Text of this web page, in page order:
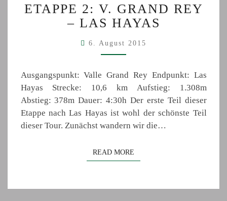
2:
V.
REY
–
LAS
HAYAS
ETAPPE 2: V. GRAND REY
– LAS HAYAS
6. August 2015
Ausgangspunkt: Valle Grand Rey Endpunkt: Las
Hayas Strecke: 10,6 km Aufstieg: 1.308m
Abstieg: 378m Dauer: 4:30h Der erste Teil dieser
Etappe nach Las Hayas ist wohl der schönste Teil
dieser Tour. Zunächst wandern wir die…
READ MORE